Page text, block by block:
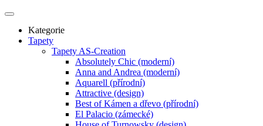
Kategorie
Tapety
Tapety AS-Creation
Absolutely Chic (moderní)
Anna and Andrea (moderní)
Aquarell (přírodní)
Attractive (design)
Best of Kámen a dřevo (přírodní)
El Palacio (zámecké)